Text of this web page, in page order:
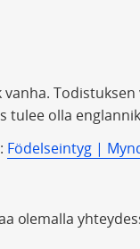
vanha.
tulee olla
Födelseintyg |
olemalla